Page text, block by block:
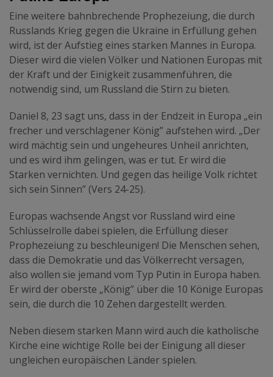
Eine weitere bahnbrechende Prophezeiung, die durch
Russlands Krieg gegen die Ukraine in Erfüllung gehen
wird, ist der Aufstieg eines starken Mannes in Europa.
Dieser wird die vielen Völker und Nationen Europas mit
der Kraft und der Einigkeit zusammenführen, die
notwendig sind, um Russland die Stirn zu bieten.
Daniel 8, 23 sagt uns, dass in der Endzeit in Europa „ein
frecher und verschlagener König” aufstehen wird. „Der
wird mächtig sein und ungeheures Unheil anrichten,
und es wird ihm gelingen, was er tut. Er wird die
Starken vernichten. Und gegen das heilige Volk richtet
sich sein Sinnen” (Vers 24-25).
Europas wachsende Angst vor Russland wird eine
Schlüsselrolle dabei spielen, die Erfüllung dieser
Prophezeiung zu beschleunigen! Die Menschen sehen,
dass die Demokratie und das Völkerrecht versagen,
also wollen sie jemand vom Typ Putin in Europa haben.
Er wird der oberste „König” über die 10 Könige Europas
sein, die durch die 10 Zehen dargestellt werden.
Neben diesem starken Mann wird auch die katholische
Kirche eine wichtige Rolle bei der Einigung all dieser
ungleichen europäischen Länder spielen.